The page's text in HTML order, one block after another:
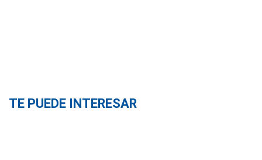
TE PUEDE INTERESAR